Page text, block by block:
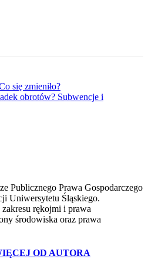
się zmieniło?
obrotów? Subwencje i
Publicznego Prawa Gospodarczego
Uniwersytetu Śląskiego.
rękojmi i prawa
środowiska oraz prawa
OD AUTORA